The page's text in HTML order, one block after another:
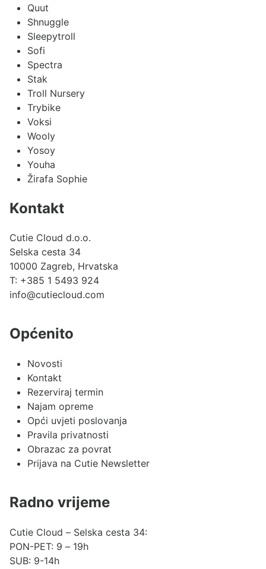
Quut
Shnuggle
Sleepytroll
Sofi
Spectra
Stak
Troll Nursery
Trybike
Voksi
Wooly
Yosoy
Youha
Žirafa Sophie
Kontakt
Cutie Cloud d.o.o.
Selska cesta 34
10000 Zagreb, Hrvatska
T: +385 1 5493 924
info@cutiecloud.com
Općenito
Novosti
Kontakt
Rezerviraj termin
Najam opreme
Opći uvjeti poslovanja
Pravila privatnosti
Obrazac za povrat
Prijava na Cutie Newsletter
Radno vrijeme
Cutie Cloud – Selska cesta 34:
PON-PET: 9 – 19h
SUB: 9-14h